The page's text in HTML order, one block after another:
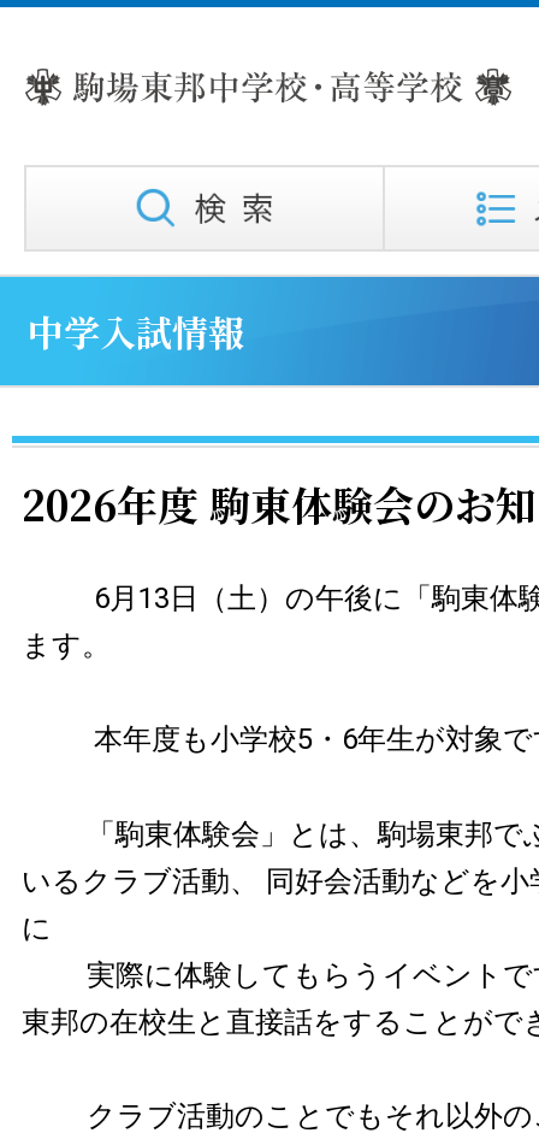
中学入試情報
2026年度 駒東体験会のお
6月 13 日（土）の午後に「駒東体
ます。
本年度も小学校5・ 6年生が対象
「駒東体験会」とは、駒場東邦
いるクラブ活動、 同好会活動などを
に
実際に体験してもらうイベント
東邦の在校生と直接話をすることがで
クラブ活動のことでもそれ以外